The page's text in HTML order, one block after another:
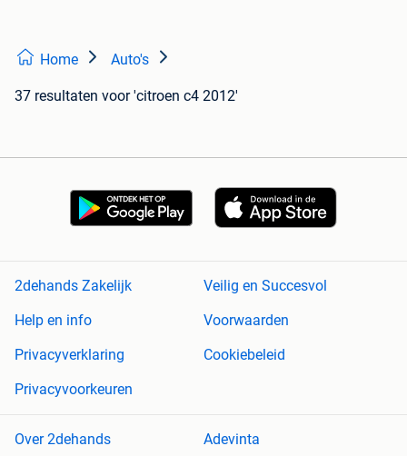
Home Auto's
37 resultaten voor 'citroen c4 2012'
2dehands Zakelijk
Veilig en Succesvol
Help en info
Voorwaarden
Privacyverklaring
Cookiebeleid
Privacyvoorkeuren
Over 2dehands Adevinta